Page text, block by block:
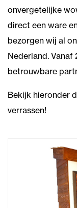
onvergetelijke
direct een ware
bezorgen wij al
Nederland.
betrouwbare
Bekijk hieronder
verrassen!